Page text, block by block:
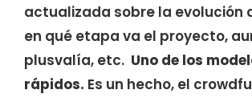
actualizada sobre la evolución
en qué etapa va el proyecto,
plusvalía, etc. Uno de los
rápidos. Es un hecho, el